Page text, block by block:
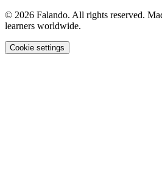
© 2026 Falando. All rights reserved.
learners worldwide.
Cookie settings